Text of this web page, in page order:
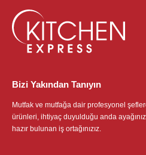
Bizi Yakından Tanıyın
Mutfak ve mutfağa dair profesyonel
ürünleri, ihtiyaç duyulduğu anda
hazır bulunan iş ortağınızız.